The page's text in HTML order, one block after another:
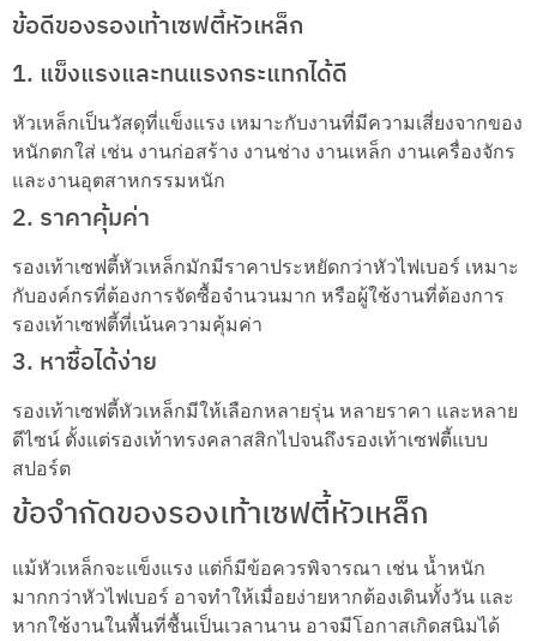
ข้อดีของรองเท้าเซฟตี้หัวเหล็ก
1. แข็งแรงและทนแรงกระแทกได้ดี
หัวเหล็กเป็นวัสดุที่แข็งแรง เหมาะกับงานที่มีความเสี่ยงจากของ
หนักตกใส่ เช่น งานก่อสร้าง งานช่าง งานเหล็ก งานเครื่องจักร
และงานอุตสาหกรรมหนัก
2. ราคาคุ้มค่า
รองเท้าเซฟตี้หัวเหล็กมักมีราคาประหยัดกว่าหัวไฟเบอร์ เหมาะ
กับองค์กรที่ต้องการจัดซื้อจำนวนมาก หรือผู้ใช้งานที่ต้องการ
รองเท้าเซฟตี้ที่เน้นความคุ้มค่า
3. หาซื้อได้ง่าย
รองเท้าเซฟตี้หัวเหล็กมีให้เลือกหลายรุ่น หลายราคา และหลาย
ดีไซน์ ตั้งแต่รองเท้าทรงคลาสสิกไปจนถึงรองเท้าเซฟตี้แบบ
สปอร์ต
ข้อจำกัดของรองเท้าเซฟตี้หัวเหล็ก
แม้หัวเหล็กจะแข็งแรง แต่ก็มีข้อควรพิจารณา เช่น น้ำหนัก
มากกว่าหัวไฟเบอร์ อาจทำให้เมื่อยง่ายหากต้องเดินทั้งวัน และ
หากใช้งานในพื้นที่ชื้นเป็นเวลานาน อาจมีโอกาสเกิดสนิมได้